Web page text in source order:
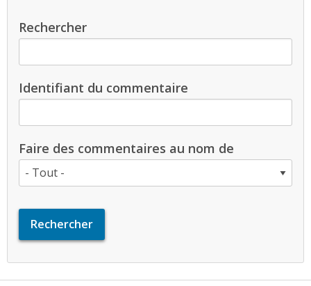
Rechercher
Identifiant du commentaire
Faire des commentaires au nom de